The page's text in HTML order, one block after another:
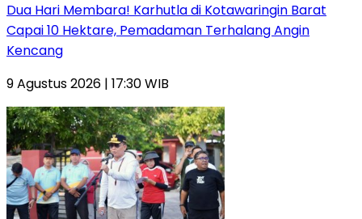
Dua Hari Membara! Karhutla di Kotawaringin Barat
Capai 10 Hektare, Pemadaman Terhalang Angin
Kencang
9 Agustus 2026 | 17:30 WIB